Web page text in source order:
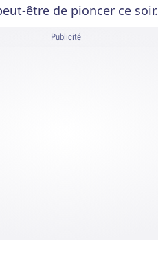
être de pioncer ce soir.
Publicité